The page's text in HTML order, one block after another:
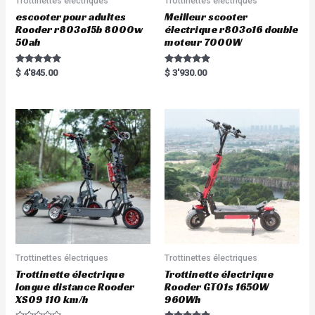
escooter pour adultes
Rooder r803o15b 8000w
50ah
Rated
5.00
$ 4'845.00
Meilleur scooter
électrique r803o16 double
moteur 7000W
Rated
5.00
$ 3'930.00
Trottinettes électriques
Trottinette électrique
longue distance Rooder
XS09 110 km/h
Trottinettes électriques
Trottinette électrique
Rooder GT01s 1650W
960Wh